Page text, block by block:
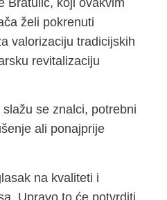
želi pokrenuti
valorizaciju tradicijskih
revitalizaciju
se znalci, potrebni
ali ponajprije
na kvaliteti i
Upravo to će potvrditi